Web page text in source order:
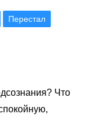
Перестал
Что